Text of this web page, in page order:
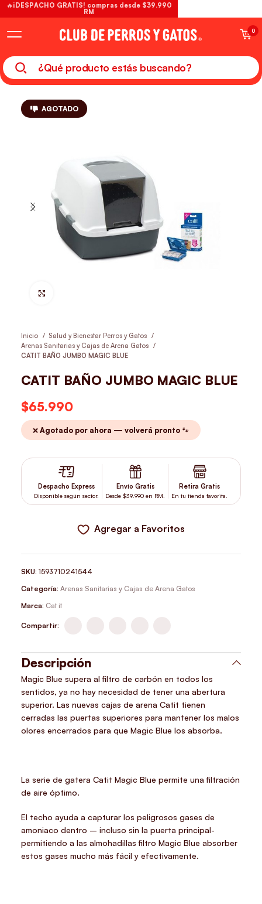
0
AGOTADO
Inicio
Salud y Bienestar Perros y Gatos
Arenas Sanitarias y Cajas de Arena Gatos
CATIT BAÑO JUMBO MAGIC BLUE
CATIT BAÑO JUMBO MAGIC BLUE
$65.990
❌ Agotado por ahora — volverá pronto 🐾
Despacho Express
Disponible según sector.
Envío Gratis
Desde $39.990 en RM.
Retira Gratis
En tu tienda favorita.
Agregar a Favoritos
SKU:1593710241544
Categoría: Arenas Sanitarias y Cajas de Arena Gatos
Marca: Cat it
Compartir:
Descripción
Magic Blue supera al filtro de carbón en todos los
sentidos, ya no hay necesidad de tener una abertura
superior. Las nuevas cajas de arena Catit tienen
cerradas las puertas superiores para mantener los malos
olores encerrados para que Magic Blue los absorba.
La serie de gatera Catit Magic Blue permite una filtración
de aire óptimo.
El techo ayuda a capturar los peligrosos gases de
amoniaco dentro – incluso sin la puerta principal-
permitiendo a las almohadillas filtro Magic Blue absorber
estos gases mucho más fácil y efectivamente.
🔥¡DESPACHO GRATIS! compras desde $39.990
RM